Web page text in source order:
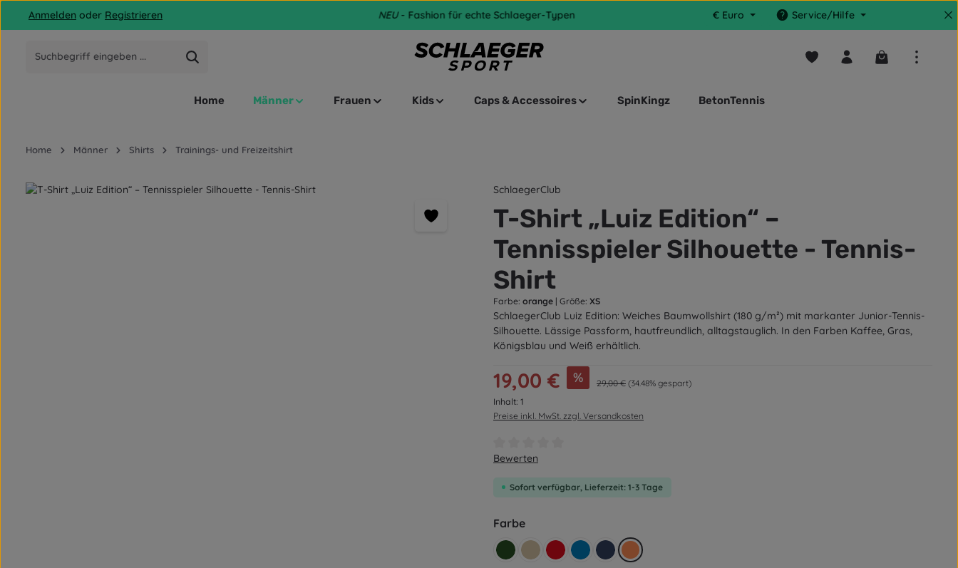
Hauptinhalt springen
Zur Suche springen
Zur Hauptnavigation springen
Anmelden oder Registrieren NEU- Fashion für echte Schlaeger-Typen € Euro Service/Hilfe
Du hast 0 Produkte auf dem
Warenkorb
Home Männer Frauen Kids Caps & Accessoires SpinKingz BetonTennis
Home Männer Shirts Trainings- und Freizeitshirt
Bildergalerie überspringen SchlaegerClub
T-Shirt „Luiz Edition“ –
Tennisspieler Silhouette - Tennis-
Shirt
Farbe: orange | Größe: XS
SchlaegerClub Luiz Edition: Weiches Baumwollshirt (180 g/m²) mit markanter Junior-Tennis-
Silhouette. Lässige Passform, hautfreundlich, alltagstauglich. In den Farben Kaffee, Gras,
Königsblau und Weiß erhältlich.
Verkaufspreis:
19,00 € % Regulärer Preis:
29,00 € (34.48% gespart)
Inhalt: 1
Preise inkl. MwSt. zzgl. Versandkosten
Durchschnittliche Bewertung von 0 von 5 Sternen
Bewerten
Sofort verfügbar, Lieferzeit: 1-3 Tage
Farbeauswählen
retro grün
beigerot blau dunkelblau / Navy
orange